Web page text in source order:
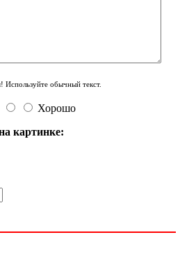
обычный текст.
Хорошо
картинке: